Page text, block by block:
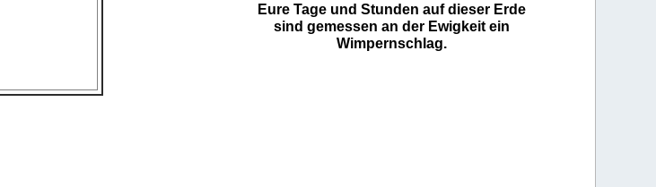
Eure Tage und Stunden auf dieser Erde
sind gemessen an der Ewigkeit ein
Wimpernschlag.